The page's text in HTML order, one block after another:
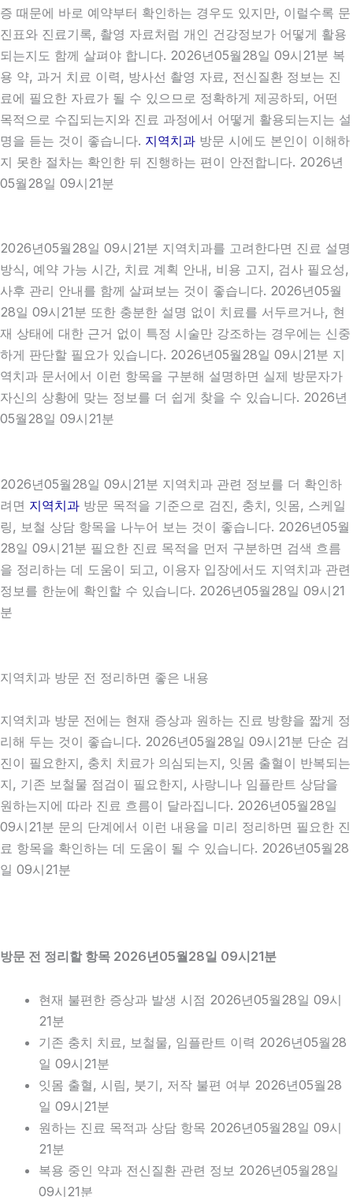
증 때문에 바로 예약부터 확인하는 경우도 있지만, 이럴수록 문
진표와 진료기록, 촬영 자료처럼 개인 건강정보가 어떻게 활용
되는지도 함께 살펴야 합니다. 2026년05월28일 09시21분 복
용 약, 과거 치료 이력, 방사선 촬영 자료, 전신질환 정보는 진
료에 필요한 자료가 될 수 있으므로 정확하게 제공하되, 어떤
목적으로 수집되는지와 진료 과정에서 어떻게 활용되는지는 설
명을 듣는 것이 좋습니다. 지역치과 방문 시에도 본인이 이해하
지 못한 절차는 확인한 뒤 진행하는 편이 안전합니다. 2026년
05월28일 09시21분
2026년05월28일 09시21분 지역치과를 고려한다면 진료 설명
방식, 예약 가능 시간, 치료 계획 안내, 비용 고지, 검사 필요성,
사후 관리 안내를 함께 살펴보는 것이 좋습니다. 2026년05월
28일 09시21분 또한 충분한 설명 없이 치료를 서두르거나, 현
재 상태에 대한 근거 없이 특정 시술만 강조하는 경우에는 신중
하게 판단할 필요가 있습니다. 2026년05월28일 09시21분 지
역치과 문서에서 이런 항목을 구분해 설명하면 실제 방문자가
자신의 상황에 맞는 정보를 더 쉽게 찾을 수 있습니다. 2026년
05월28일 09시21분
2026년05월28일 09시21분 지역치과 관련 정보를 더 확인하
려면 지역치과 방문 목적을 기준으로 검진, 충치, 잇몸, 스케일
링, 보철 상담 항목을 나누어 보는 것이 좋습니다. 2026년05월
28일 09시21분 필요한 진료 목적을 먼저 구분하면 검색 흐름
을 정리하는 데 도움이 되고, 이용자 입장에서도 지역치과 관련
정보를 한눈에 확인할 수 있습니다. 2026년05월28일 09시21
분
지역치과 방문 전 정리하면 좋은 내용
지역치과 방문 전에는 현재 증상과 원하는 진료 방향을 짧게 정
리해 두는 것이 좋습니다. 2026년05월28일 09시21분 단순 검
진이 필요한지, 충치 치료가 의심되는지, 잇몸 출혈이 반복되는
지, 기존 보철물 점검이 필요한지, 사랑니나 임플란트 상담을
원하는지에 따라 진료 흐름이 달라집니다. 2026년05월28일
09시21분 문의 단계에서 이런 내용을 미리 정리하면 필요한 진
료 항목을 확인하는 데 도움이 될 수 있습니다. 2026년05월28
일 09시21분
방문 전 정리할 항목 2026년05월28일 09시21분
현재 불편한 증상과 발생 시점 2026년05월28일 09시
21분
기존 충치 치료, 보철물, 임플란트 이력 2026년05월28
일 09시21분
잇몸 출혈, 시림, 붓기, 저작 불편 여부 2026년05월28
일 09시21분
원하는 진료 목적과 상담 항목 2026년05월28일 09시
21분
복용 중인 약과 전신질환 관련 정보 2026년05월28일
09시21분